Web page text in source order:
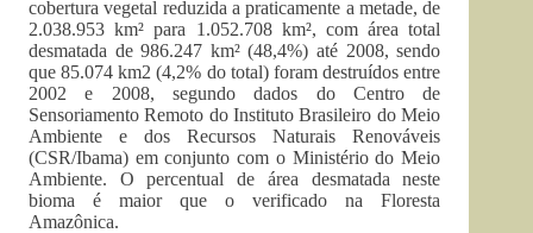
cobertura vegetal reduzida a praticamente a metade, de
2.038.953 km² para 1.052.708 km², com área total
desmatada de 986.247 km² (48,4%) até 2008, sendo
que 85.074 km2 (4,2% do total) foram destruídos entre
2002 e 2008, segundo dados do Centro de
Sensoriamento Remoto do Instituto Brasileiro do Meio
Ambiente e dos Recursos Naturais Renováveis
(CSR/Ibama) em conjunto com o Ministério do Meio
Ambiente. O percentual de área desmatada neste
bioma é maior que o verificado na Floresta
Amazônica.